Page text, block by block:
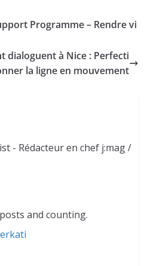
Programme – Rendre vi
dialoguent à Nice : Perfecti
la ligne en mouvement
- Rédacteur en chef j:mag /
and counting.